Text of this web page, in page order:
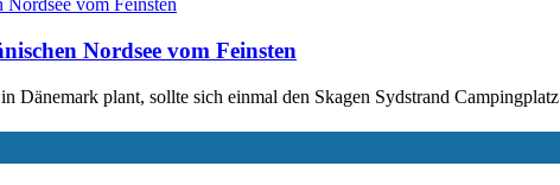
Nordsee vom Feinsten
Dänemark plant, sollte sich einmal den Skagen Sydstrand Campingplatz